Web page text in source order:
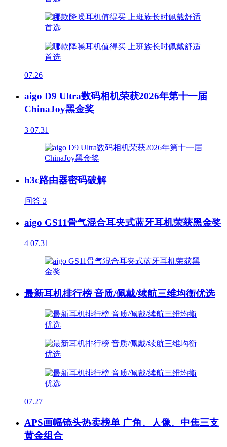
07.26
aigo D9 Ultra数码相机荣获2026年第十一届
ChinaJoy黑金奖
3 07.31
h3c路由器密码破解
问答 3
aigo GS11骨气混合耳夹式蓝牙耳机荣获黑金奖
4 07.31
最新耳机排行榜 音质/佩戴/续航三维均衡优选
07.27
APS画幅镜头热卖榜单 广角、人像、中焦三支
黄金组合